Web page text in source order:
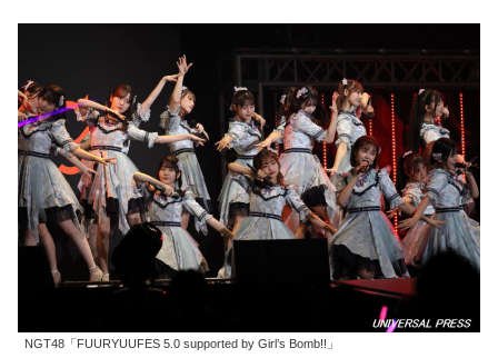
NGT48「FUURYUUFES 5.0 supported by Girl’s Bomb!!」